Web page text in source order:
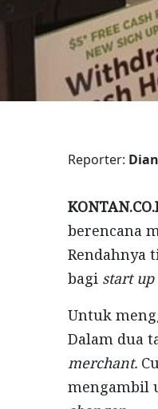
Reporter:
berencana
Rendahnya
bagi start up
Untuk
Dalam dua
merchant.
mengambil